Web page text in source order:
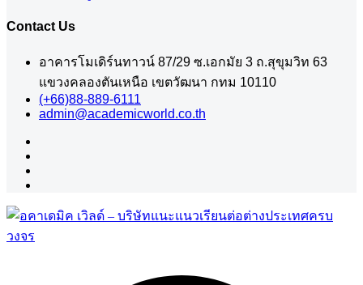
Contact Us
อาคารโมเดิร์นทาวน์ 87/29 ซ.เอกมัย 3 ถ.สุขุมวิท 63
แขวงคลองตันเหนือ เขตวัฒนา กทม 10110
(+66)88-889-6111
admin@academicworld.co.th